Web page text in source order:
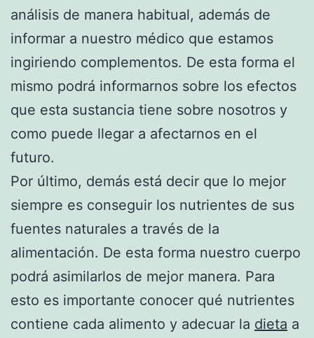
análisis de manera habitual, además de
informar a nuestro médico que estamos
ingiriendo complementos. De esta forma el
mismo podrá informarnos sobre los efectos
que esta sustancia tiene sobre nosotros y
como puede llegar a afectarnos en el
futuro.
Por último, demás está decir que lo mejor
siempre es conseguir los nutrientes de sus
fuentes naturales a través de la
alimentación. De esta forma nuestro cuerpo
podrá asimilarlos de mejor manera. Para
esto es importante conocer qué nutrientes
contiene cada alimento y adecuar la dieta a